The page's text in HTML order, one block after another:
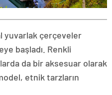
yuvarlak çerçeveler
başladı. Renkli
da bir aksesuar olarak
etnik tarzların